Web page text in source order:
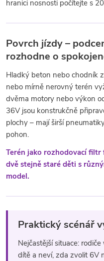
hranici nosnosti počítejte s
Povrch jízdy –
rozhodne o
Hladký beton nebo chodník
nebo mírně nerovný terén
dvěma motory nebo výkon
36V jsou konstrukčně
plochy – mají širší
pohon.
Terén jako rozhodovací
dvě stejně staré děti s
model.
Praktický scénář
Nejčastější situace:
dítě a neví, zda zvolit 6V